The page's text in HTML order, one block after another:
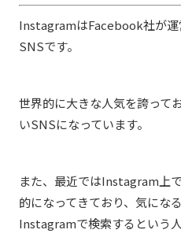
InstagramはFacebook社が運
SNSです。
世界的に大きな人気を誇って
いSNSになっています。
また、最近ではInstagram上
的になってきており、気にな
Instagramで検索するという人